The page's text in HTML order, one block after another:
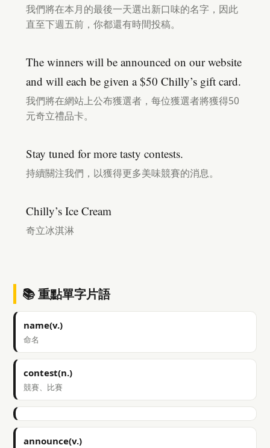
我們將在本月的最後一天選出新口味的名字，因此
直至下週五前，你都還有時間投稿。
The winners will be announced on our website
and will each be given a $50 Chilly’s gift card.
我們將在網站上公布獲選者，每位獲選者將獲得50
元奇立禮品卡。
Stay tuned for more tasty contests.
持續關注我們，以獲得更多美味競賽的消息。
Chilly’s Ice Cream
奇立冰淇淋
📚 重點單字片語
name(v.)
命名
contest(n.)
競賽、比賽
announce(v.)